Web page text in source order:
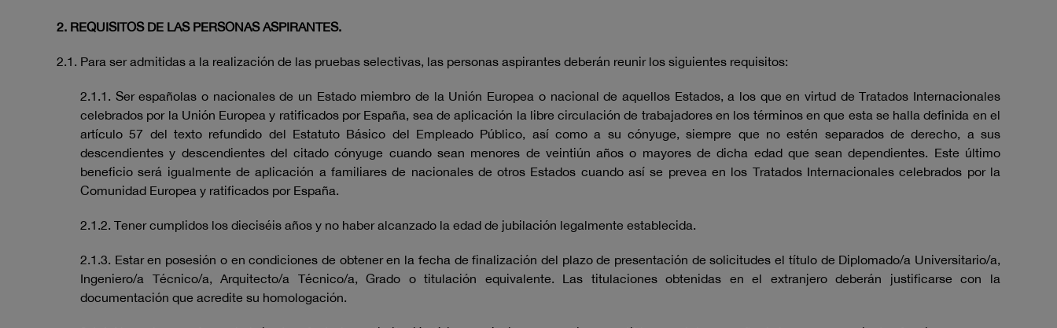
2. REQUISITOS DE LAS PERSONAS ASPIRANTES.
2.1. Para ser admitidas a la realización de las pruebas selectivas, las personas aspirantes deberán reunir los siguientes requisitos:
2.1.1. Ser españolas o nacionales de un Estado miembro de la Unión Europea o nacional de aquellos Estados, a los que en virtud de Tratados Internacionales
celebrados por la Unión Europea y ratificados por España, sea de aplicación la libre circulación de trabajadores en los términos en que esta se halla definida en el
artículo 57 del texto refundido del Estatuto Básico del Empleado Público, así como a su cónyuge, siempre que no estén separados de derecho, a sus
descendientes y descendientes del citado cónyuge cuando sean menores de veintiún años o mayores de dicha edad que sean dependientes. Este último
beneficio será igualmente de aplicación a familiares de nacionales de otros Estados cuando así se prevea en los Tratados Internacionales celebrados por la
Comunidad Europea y ratificados por España.
2.1.2. Tener cumplidos los dieciséis años y no haber alcanzado la edad de jubilación legalmente establecida.
2.1.3. Estar en posesión o en condiciones de obtener en la fecha de finalización del plazo de presentación de solicitudes el título de Diplomado/a Universitario/a,
Ingeniero/a Técnico/a, Arquitecto/a Técnico/a, Grado o titulación equivalente. Las titulaciones obtenidas en el extranjero deberán justificarse con la
documentación que acredite su homologación.